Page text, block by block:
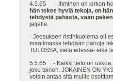
4.5.65 - Ihminen on kirkon
hän tekee hyviä tekoja, on
tehdystä pahasta, vaan
jäljelle.
- Jeesuksen ristinkuolema oli
maailmassa tehdään pahoja
TULOSSA, vielä edessä- eikä
5.5.65 - Kaikki tieto on uskoa,
joku toinen. JOKAINEN ON
voisin antaa sitä muille